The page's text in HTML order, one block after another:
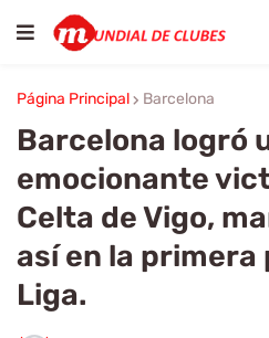
Página Principal Barcelona
Barcelona logró
emocionante
Celta de Vigo,
así en la primera
Liga.